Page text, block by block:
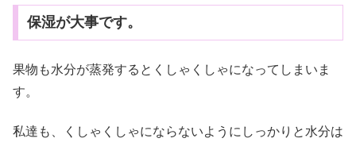
保湿が大事です。
果物も水分が蒸発するとくしゃくしゃになってしまいま
す。
私達も、くしゃくしゃにならないようにしっかりと水分は